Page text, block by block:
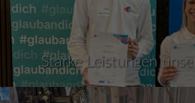
Starke Leistungen